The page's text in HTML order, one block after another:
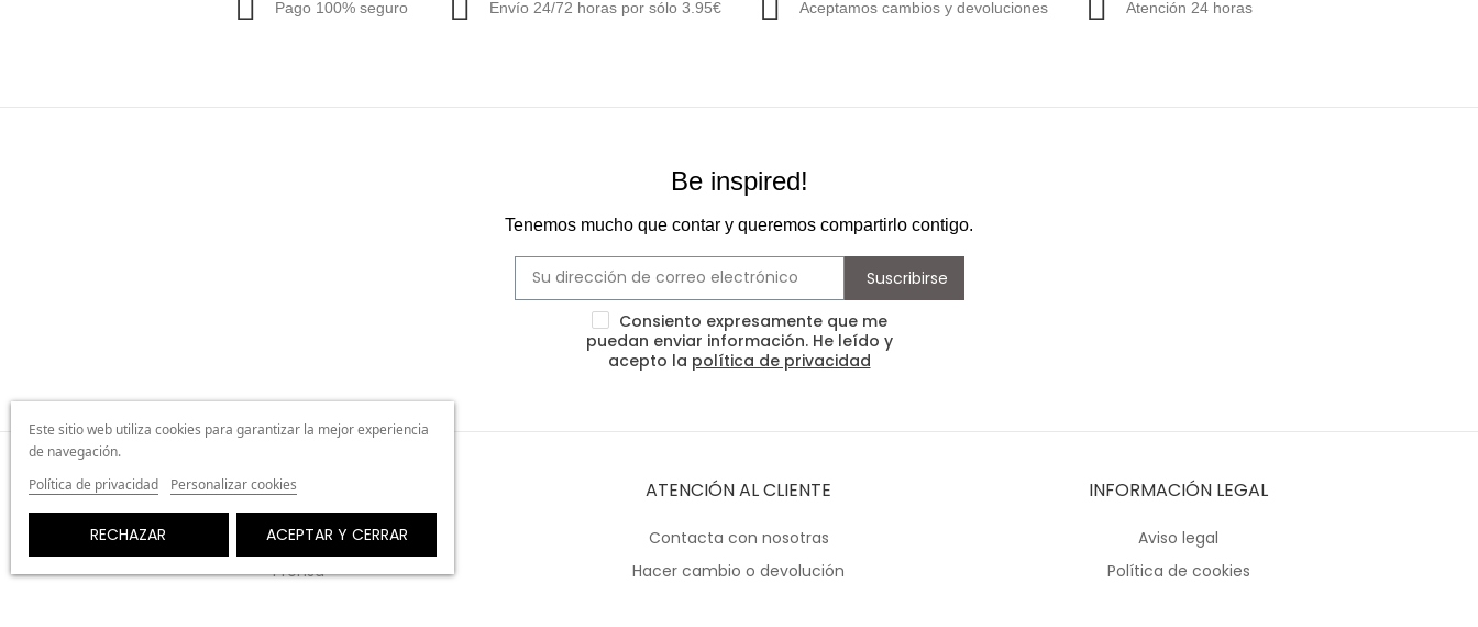
Este sitio web utiliza cookies para garantizar la mejor experiencia
de navegación.
Política de privacidad
Personalizar cookies
RECHAZAR ACEPTAR Y CERRAR
Pago 100% seguro Envío 24/72 horas por sólo 3.95€ Aceptamos cambios y devoluciones Atención 24 horas
Be inspired!
Tenemos mucho que contar y queremos compartirlo contigo.
Suscribirse
Consiento expresamente que me
puedan enviar información. He leído y
acepto la política de privacidad
ABOUT US
Sobre nosotras
Prensa
ATENCIÓN AL CLIENTE
Contacta con nosotras
Hacer cambio o devolución
INFORMACIÓN LEGAL
Aviso legal
Política de cookies